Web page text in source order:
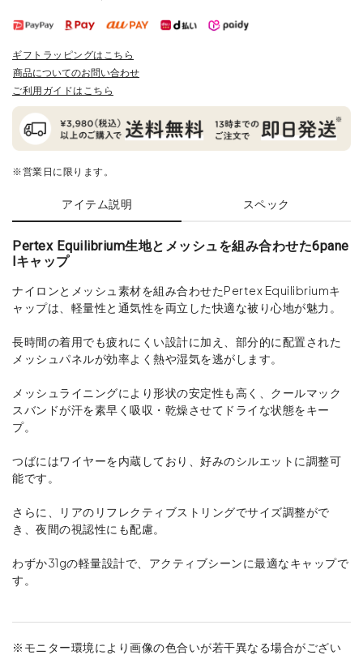
ギフトラッピングはこちら
商品についてのお問い合わせ
ご利用ガイドはこちら
※営業日に限ります。
アイテム説明 スペック
Pertex Equilibrium生地とメッシュを組み合わせた6pane
lキャップ
ナイロンとメッシュ素材を組み合わせたPertex Equilibriumキ
ャップは、軽量性と通気性を両立した快適な被り心地が魅力。
長時間の着用でも疲れにくい設計に加え、部分的に配置された
メッシュパネルが効率よく熱や湿気を逃がします。
メッシュライニングにより形状の安定性も高く、クールマック
スバンドが汗を素早く吸収・乾燥させてドライな状態をキー
プ。
つばにはワイヤーを内蔵しており、好みのシルエットに調整可
能です。
さらに、リアのリフレクティブストリングでサイズ調整がで
き、夜間の視認性にも配慮。
わずか31gの軽量設計で、アクティブシーンに最適なキャップで
す。
※モニター環境により画像の色合いが若干異なる場合がござい